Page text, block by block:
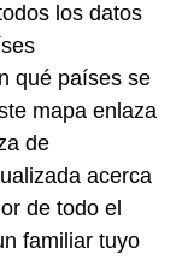
los datos
qué países se
mapa enlaza
de
acerca
de todo el
familiar tuyo